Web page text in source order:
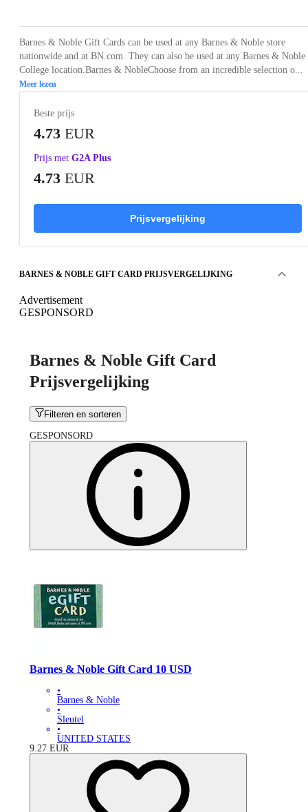
Barnes & Noble Gift Cards can be used at any Barnes & Noble store
nationwide and at BN.com. They can also be used at any Barnes & Noble
College location.Barnes & NobleChoose from an incredible selection o...
Meer lezen
Beste prijs
4.73 EUR
Prijs met G2A Plus
4.73 EUR
Prijsvergelijking
BARNES & NOBLE GIFT CARD PRIJSVERGELIJKING
Advertisement
GESPONSORD
Barnes & Noble Gift Card
Prijsvergelijking
Filteren en sorteren
GESPONSORD
Barnes & Noble Gift Card 10 USD
•
Barnes & Noble
•
Sleutel
•
UNITED STATES
9.27 EUR